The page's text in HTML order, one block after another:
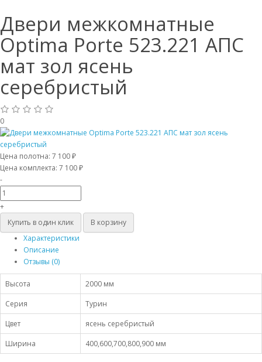
Двери межкомнатные
Optima Porte 523.221 АПС
мат зол ясень
серебристый
0
Цена полотна: 7 100 ₽
Цена комплекта: 7 100 ₽
-
+
Купить в один клик
В корзину
Характеристики
Описание
Отзывы (0)
Высота
2000 мм
Серия
Турин
Цвет
ясень серебристый
Ширина
400,600,700,800,900 мм